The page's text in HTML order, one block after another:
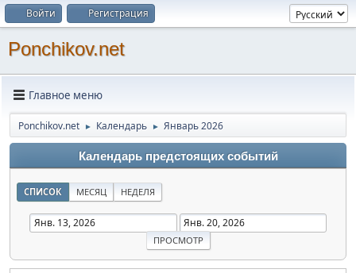
Войти Регистрация
Ponchikov.net
Главное меню
Ponchikov.net ► Календарь ► Январь 2026
Календарь предстоящих событий
СПИСОК МЕСЯЦ НЕДЕЛЯ